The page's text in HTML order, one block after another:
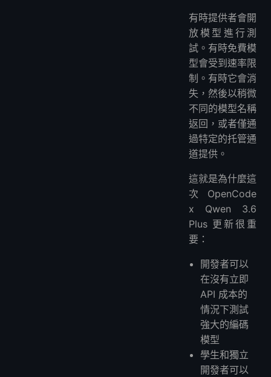
有時提供者會開
放模型進行測
試。有時免費模
型會受到速率限
制。有時它會消
失，然後以稍微
不同的模型名稱
返回，或者僅通
過特定的托管通
道提供。
這就是為什麼這
次 OpenCode
x Qwen 3.6
Plus 更新很重
要：
開發者可以
在沒有立即
API 成本的
情況下測試
強大的編碼
模型
學生和獨立
開發者可以